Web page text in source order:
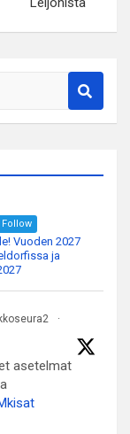
Follow
Vuoden 2027
ja
·
asetelmat